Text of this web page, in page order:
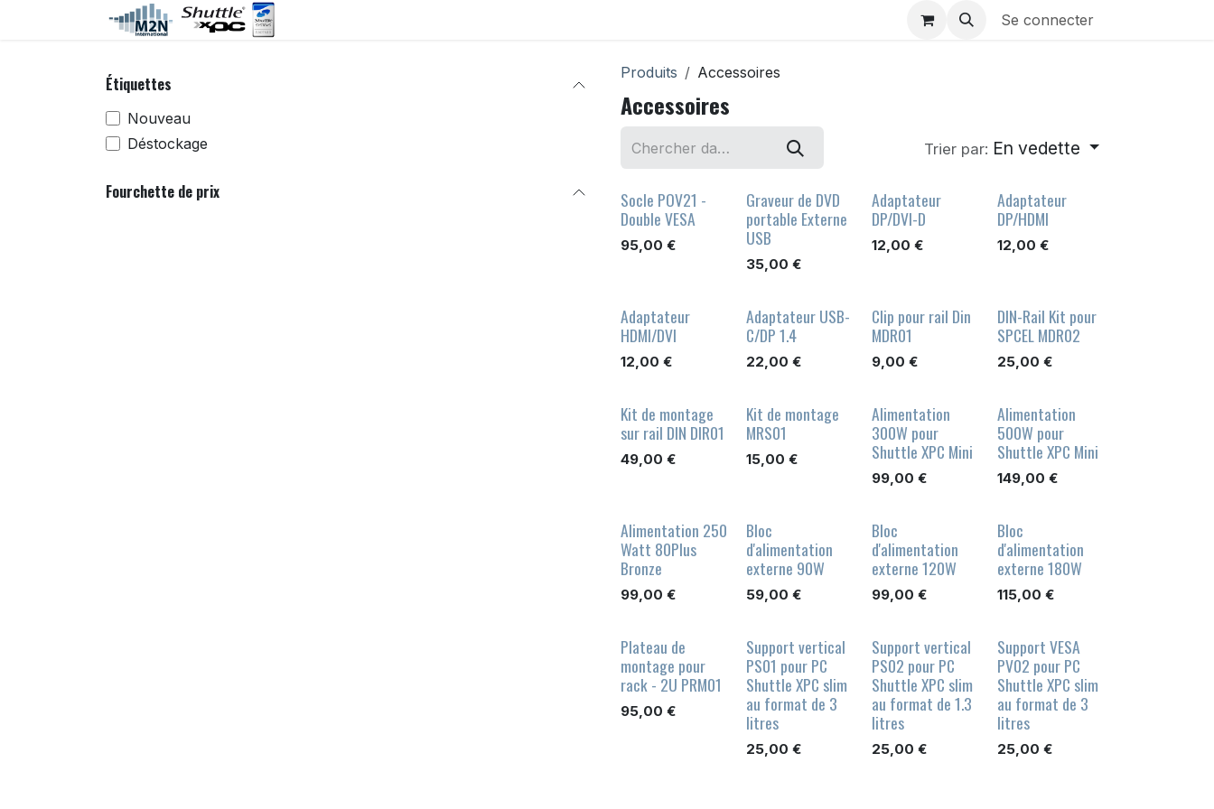
Se rendre au contenu Se connecter
Étiquettes
Nouveau
Déstockage
Fourchette de prix
Produits Accessoires
Accessoires
Trier par: En vedette
Socle POV21 -
Double VESA
95,00 €
Graveur de DVD
portable Externe
USB
35,00 €
Adaptateur
DP/DVI-D
12,00 €
Adaptateur
DP/HDMI
12,00 €
Adaptateur
HDMI/DVI
12,00 €
Adaptateur USB-
C/DP 1.4
22,00 €
Clip pour rail Din
MDR01
9,00 €
DIN-Rail Kit pour
SPCEL MDR02
25,00 €
Kit de montage
sur rail DIN DIR01
49,00 €
Kit de montage
MRS01
15,00 €
Alimentation
300W pour
Shuttle XPC Mini
99,00 €
Alimentation
500W pour
Shuttle XPC Mini
149,00 €
Alimentation 250
Watt 80Plus
Bronze
99,00 €
Bloc
d'alimentation
externe 90W
59,00 €
Bloc
d'alimentation
externe 120W
99,00 €
Bloc
d'alimentation
externe 180W
115,00 €
Plateau de
montage pour
rack - 2U PRM01
95,00 €
Support vertical
PS01 pour PC
Shuttle XPC slim
au format de 3
litres
25,00 €
Support vertical
PS02 pour PC
Shuttle XPC slim
au format de 1.3
litres
25,00 €
Support VESA
PV02 pour PC
Shuttle XPC slim
au format de 3
litres
25,00 €